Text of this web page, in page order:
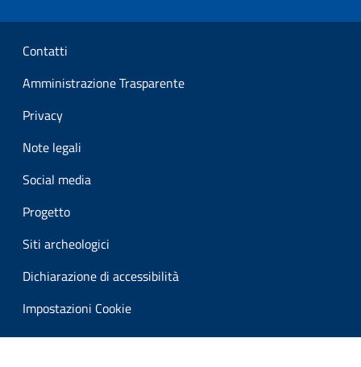
Sezione Link Utili
Contatti
Amministrazione Trasparente
Privacy
Note legali
Social media
Progetto
Siti archeologici
Dichiarazione di accessibilità
Impostazioni Cookie